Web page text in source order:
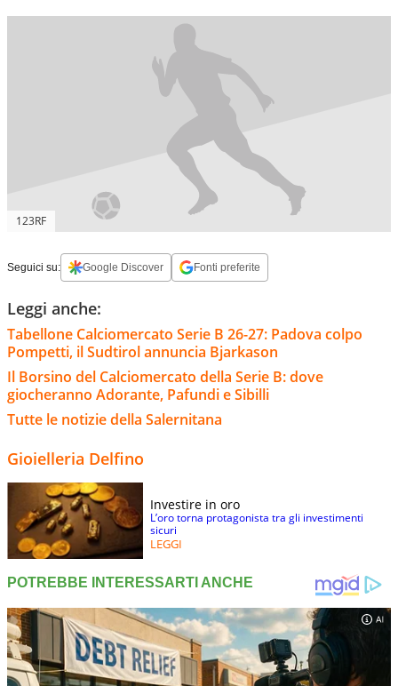
123RF
Seguici su: Google Discover Fonti preferite
Leggi anche:
Tabellone Calciomercato Serie B 26-27: Padova colpo
Pompetti, il Sudtirol annuncia Bjarkason
Il Borsino del Calciomercato della Serie B: dove
giocheranno Adorante, Pafundi e Sibilli
Tutte le notizie della Salernitana
Gioielleria Delfino
Investire in oro
L’oro torna protagonista tra gli investimenti
sicuri
LEGGI